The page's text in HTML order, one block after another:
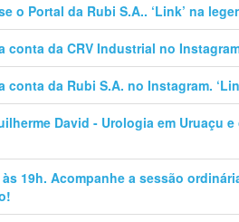
o Portal da Rubi S.A.. ‘Link’ na
conta da CRV Industrial no
conta da Rubi S.A. no Instagram.
David - Urologia em Uruaçu
19h. Acompanhe a sessão